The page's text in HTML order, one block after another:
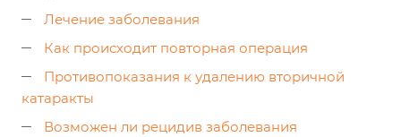
Лечение заболевания
Как происходит повторная операция
Противопоказания к удалению вторичной
катаракты
Возможен ли рецидив заболевания